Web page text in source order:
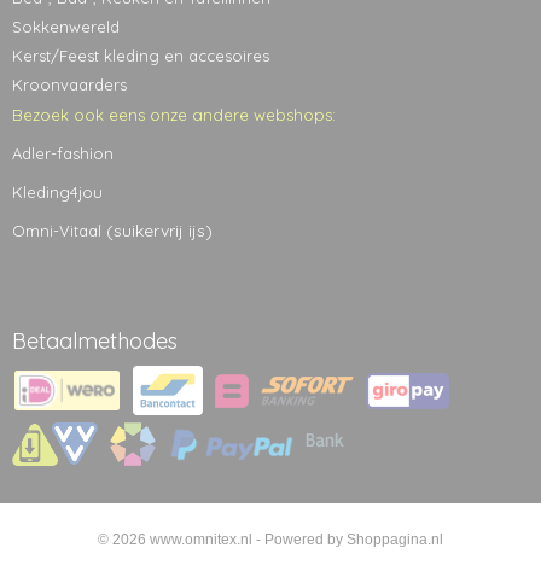
Sokkenwereld
Kerst/Feest kleding en accesoires
Kroonvaarders
Bezoek ook eens onze andere webshops:
Adler-fashion
Kleding4jou
Omni-Vitaal (suikervrij ijs)
Betaalmethodes
© 2026 www.omnitex.nl - Powered by Shoppagina.nl